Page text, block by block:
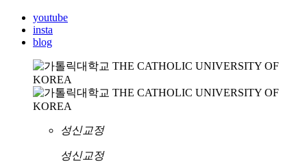
youtube
insta
blog
성신교정
성신교정